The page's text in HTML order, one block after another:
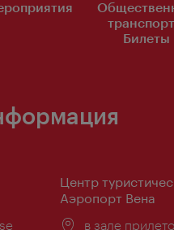
Билеты
Центр
Аэропорт Вена
Расположение:
в зале